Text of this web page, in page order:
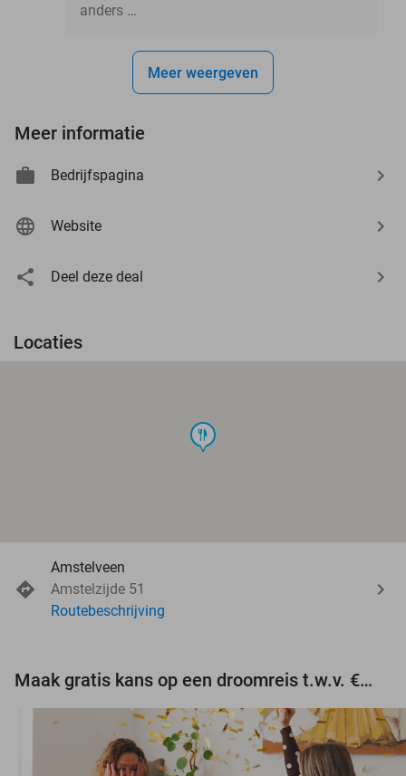
anders …
Meer weergeven
Meer informatie
Bedrijfspagina
Website
Deel deze deal
Locaties
food
Amstelveen
Amstelzijde 51
Routebeschrijving
Maak gratis kans op een droomreis t.w.v. €3.000!